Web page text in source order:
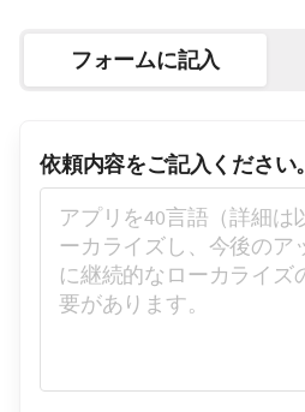
フォームに記入
依頼内容をご記入ください。